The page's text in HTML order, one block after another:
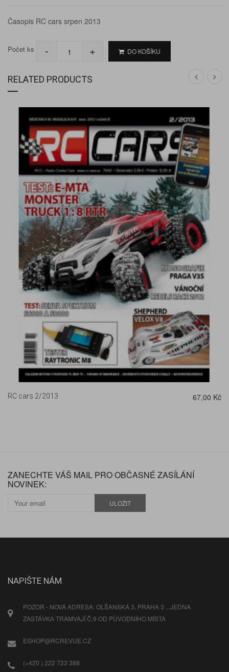
Časopis RC cars srpen 2013
Počet ks - + DO KOŠÍKU
RELATED PRODUCTS
RC cars 2/2013 67,00 Kč
DETAIL
ZANECHTE VÁŠ MAIL PRO OBČASNÉ ZASÍLÁNÍ
NOVINEK:
ULOŽIT
NAPIŠTE NÁM
POZOR - NOVÁ ADRESA: OLŠANSKÁ 3, PRAHA 3 ...JEDNA
ZASTÁVKA TRAMVAJÍ Č.9 OD PŮVODNÍHO MÍSTA
ESHOP@RCREVUE.CZ
(+420 ) 222 723 388